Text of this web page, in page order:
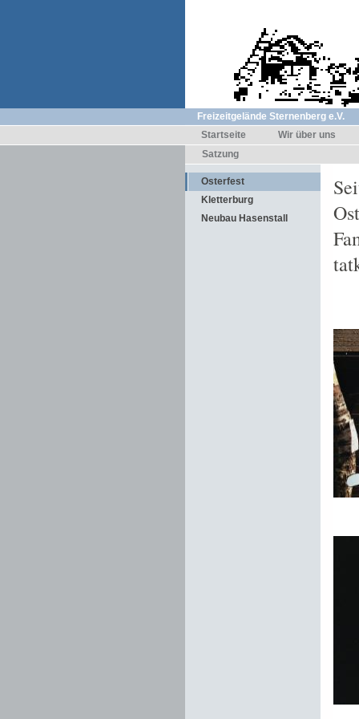
Freizeitgelände Sternenberg e.V.
Startseite
Wir über uns
Satzung
Osterfest
Kletterburg
Neubau Hasenstall